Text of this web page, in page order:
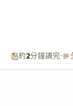
約2分鐘讀完·